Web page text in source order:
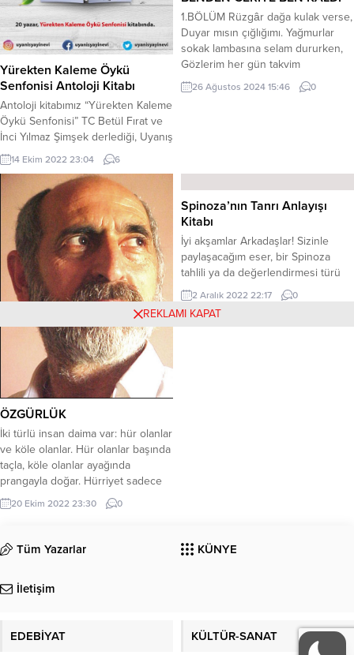
Yürekten Kaleme Öykü
Senfonisi Antoloji Kitabı
Antoloji kitabımız “Yürekten Kaleme
Öykü Senfonisi” TC Betül Fırat ve
İnci Yılmaz Şimşek derlediği, Uyanış
Yayınevi Ahmet Bilgehan Arıkan
işbirliği ile okurlarla buluşuyor “İyi
oyuncular bulmak kolaydır. Takım
olarak oynamalarını sağlamak başka
bir hikâye.” der, Casey Stengel.
İşte; “Yürekten Kaleme Öykü
Senfonisi” de takım oyunu misali,
birbirinden kıymetli yazar ve...
14 Ekim 2022 23:04 6
1.BÖLÜM Rüzgâr dağa kulak verse,
Duyar mısın çığlığımı. Yağmurlar
sokak lambasına selam dururken,
Gözlerim her gün takvim
yaprağında. Bilmez misin ki, Gönül
Dağı yıkıldı. İçinde bir ben , benden
içerek,...
26 Ağustos 2024 15:46 0
ÖZGÜRLÜK
İki türlü insan daima var: hür olanlar
ve köle olanlar. Hür olanlar başında
taçla, köle olanlar ayağında
prangayla doğar. Hürriyet sadece
başında taçla doğanlar için var. Ve
tüm savaşlar daima tek cephede
savaşlar bir avuç bahtiyarın,
milyonlarca bedbahtın köleliği
tepinirler...
20 Ekim 2022 23:30 0
Spinoza’nın Tanrı Anlayışı
Kitabı
İyi akşamlar Arkadaşlar! Sizinle
paylaşacağım eser, bir Spinoza
tahlili ya da değerlendirmesi türü
bir eser. Hem güvendiğim bir
yayınevinden ve hem de güçlü bir
kalemden çıkmış bir eser. Önce bir
2 Aralık 2022 22:17 0
Tüm Yazarlar KÜNYE
İletişim
EDEBİYAT KÜLTÜR-SANAT
REKLAMI KAPAT